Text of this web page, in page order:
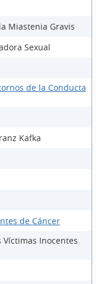
Miastenia Gravis
Sexual
de la Conducta
Kafka
de Cáncer
Inocentes